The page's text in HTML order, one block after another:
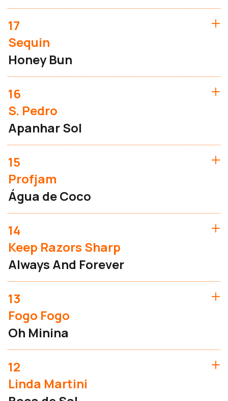
17
Sequin
Honey Bun
16
S. Pedro
Apanhar Sol
15
Profjam
Água de Coco
14
Keep Razors Sharp
Always And Forever
13
Fogo Fogo
Oh Minina
12
Linda Martini